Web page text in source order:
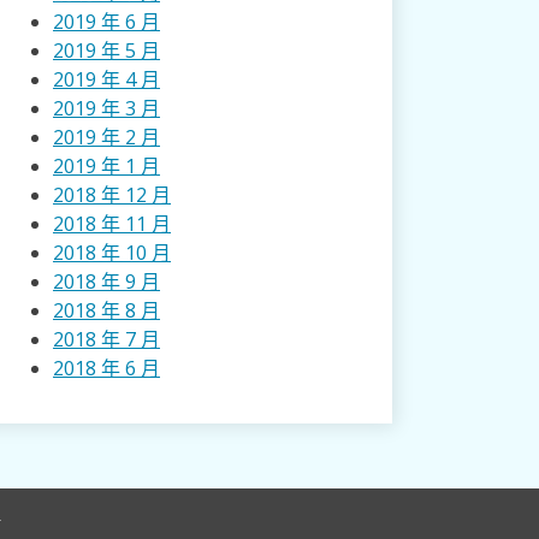
2019 年 6 月
2019 年 5 月
2019 年 4 月
2019 年 3 月
2019 年 2 月
2019 年 1 月
2018 年 12 月
2018 年 11 月
2018 年 10 月
2018 年 9 月
2018 年 8 月
2018 年 7 月
2018 年 6 月